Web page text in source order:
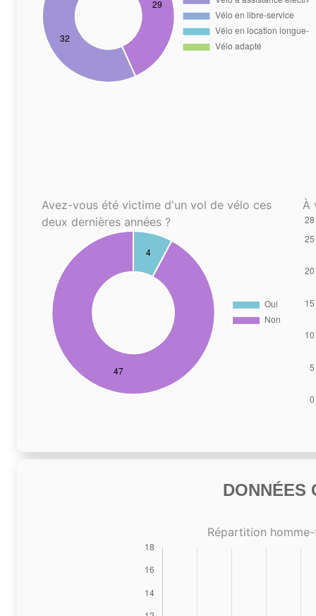
Avez-vous été victime d'un vol de vélo ces
deux dernières années ?
À
DONNÉES
Répartition